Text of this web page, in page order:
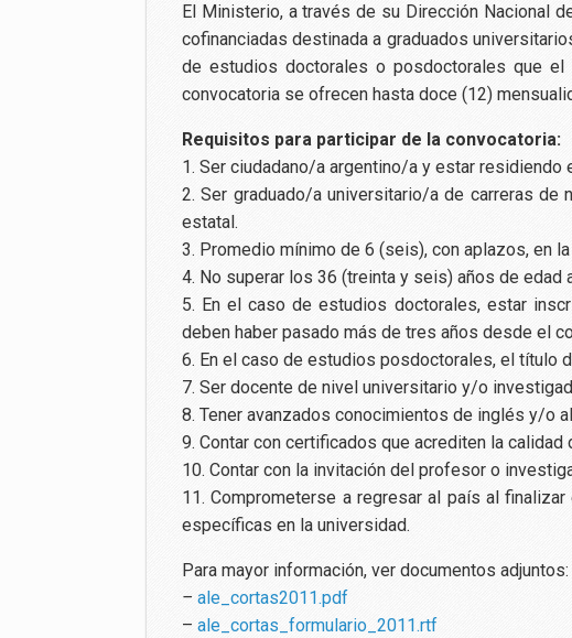
El Ministerio, a través de su Dirección Nacional
cofinanciadas destinada a graduados
de estudios doctorales o posdoctorales que el
convocatoria se ofrecen hasta doce (12)
Requisitos para participar de la convocatoria:
1. Ser ciudadano/a argentino/a y estar
2. Ser graduado/a universitario/a de carreras de
estatal.
3. Promedio mínimo de 6 (seis), con aplazos, en
4. No superar los 36 (treinta y seis) años de edad
5. En el caso de estudios doctorales, estar
deben haber pasado más de tres años desde el
6. En el caso de estudios posdoctorales, el título
7. Ser docente de nivel universitario y/o
8. Tener avanzados conocimientos de inglés y/o
9. Contar con certificados que acrediten la
10. Contar con la invitación del profesor o
11. Comprometerse a regresar al país al
específicas en la universidad.
Para mayor información, ver documentos adjuntos:
– ale_cortas2011.pdf
– ale_cortas_formulario_2011.rtf